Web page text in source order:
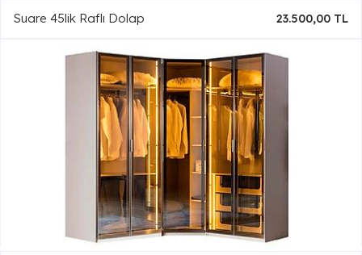
Suare 45lik Raflı Dolap 23.500,00 TL